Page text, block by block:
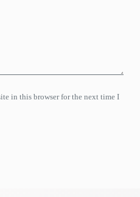
in this browser for the next time I